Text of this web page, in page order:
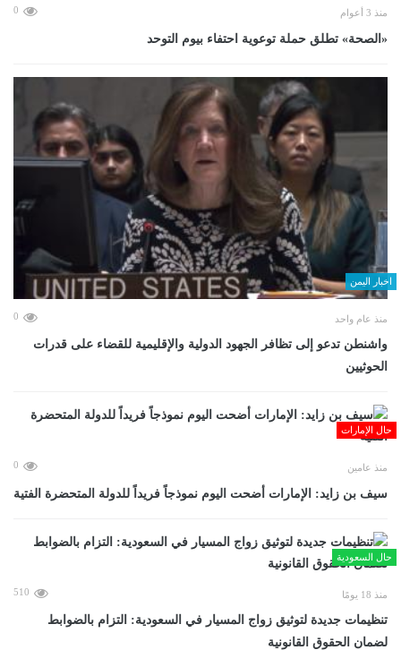
منذ 3 أعوام 0
«الصحة» تطلق حملة توعوية احتفاء بيوم التوحد
اخبار اليمن
منذ عام واحد 0
واشنطن تدعو إلى تظافر الجهود الدولية والإقليمية للقضاء على قدرات
الحوثيين
حال الإمارات
منذ عامين 0
سيف بن زايد: الإمارات أضحت اليوم نموذجاً فريداً للدولة المتحضرة الفتية
حال السعودية
منذ 18 يومًا 510
تنظيمات جديدة لتوثيق زواج المسيار في السعودية: التزام بالضوابط
لضمان الحقوق القانونية